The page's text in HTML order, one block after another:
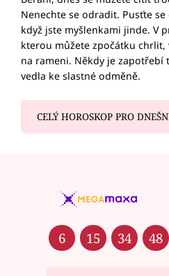
Nenechte se odradit. Pusťte
když jste myšlenkami jinde. V
kterou můžete zpočátku
na rameni. Někdy je zapotřebí
vedla ke slastné odměně.
CELÝ HOROSKOP PRO
6 15 34 48